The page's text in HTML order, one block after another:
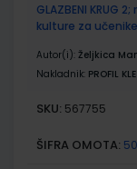
GLAZBENI
kulture za
Autor(i): Željkica
Nakladnik: PROFIL
SKU: 567755
ŠIFRA OMOTA: